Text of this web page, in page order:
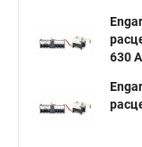
630